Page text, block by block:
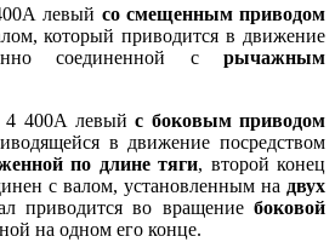
левый со смещенным приводом
который приводится в движение
соединенной с рычажным
400А левый с боковым приводом
в движение посредством
по длине тяги, второй конец
с валом, установленным на двух
приводится во вращение боковой
на одном его конце.